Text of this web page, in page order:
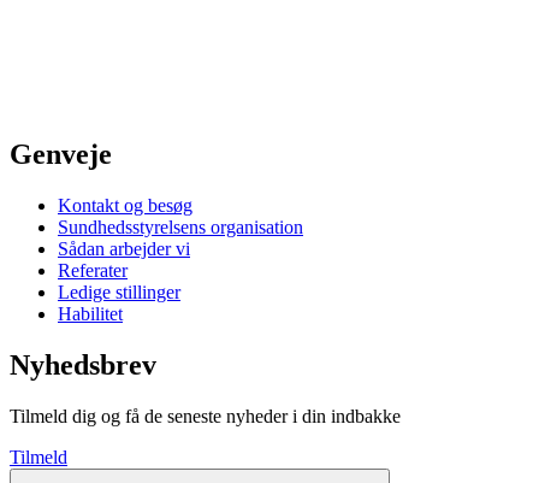
Genveje
Kontakt og besøg
Sundhedsstyrelsens organisation
Sådan arbejder vi
Referater
Ledige stillinger
Habilitet
Nyhedsbrev
Tilmeld dig og få de seneste nyheder i din indbakke
Tilmeld